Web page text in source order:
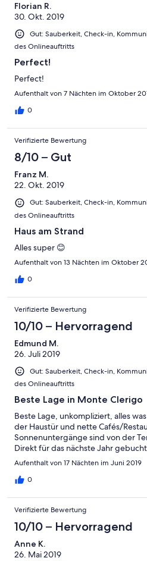
Florian R.
30. Okt. 2019
Gut: Sauberkeit, Check-in,
des Onlineauftritts
Perfect!
Perfect!
Aufenthalt von 7 Nächten im Oktober
0
Verifizierte Bewertung
8/10 – Gut
Franz M.
22. Okt. 2019
Gut: Sauberkeit, Check-in,
des Onlineauftritts
Haus am Strand
Alles super 😊
Aufenthalt von 13 Nächten im Oktober
0
Verifizierte Bewertung
10/10 – Hervorragend
Edmund M.
26. Juli 2019
Gut: Sauberkeit, Check-in,
des Onlineauftritts
Beste Lage in Monte Clerigo
Beste Lage, unkompliziert, alles
der Haustür und nette Cafés/
Sonnenuntergänge sind von der
Direkt für das nächste Jahr
Aufenthalt von 17 Nächten im Juni 2019
0
Verifizierte Bewertung
10/10 – Hervorragend
Anne K.
26. Mai 2019